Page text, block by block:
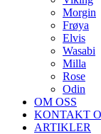
Morgin
Frøya
Elvis
Wasabi
Milla
Rose
Odin
OM OSS
KONTAKT
ARTIKLER